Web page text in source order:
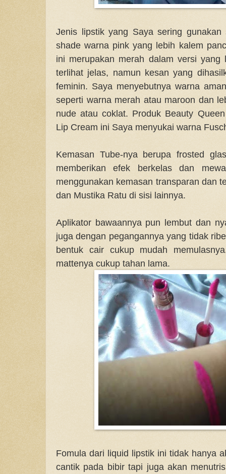
Jenis lipstik yang Saya sering
shade warna pink yang lebih kalem
ini merupakan merah dalam versi yang
terlihat jelas, namun kesan yang
feminin. Saya menyebutnya warna
seperti warna merah atau maroon dan
nude atau coklat. Produk Beauty
Lip Cream ini Saya menyukai warna
Kemasan Tube-nya berupa frosted
memberikan efek berkelas dan
menggunakan kemasan transparan dan
dan Mustika Ratu di sisi lainnya.
Aplikator bawaannya pun lembut dan
juga dengan pegangannya yang tidak
bentuk cair cukup mudah
mattenya cukup tahan lama.
Fomula dari liquid lipstik ini tidak hanya
cantik pada bibir tapi juga akan